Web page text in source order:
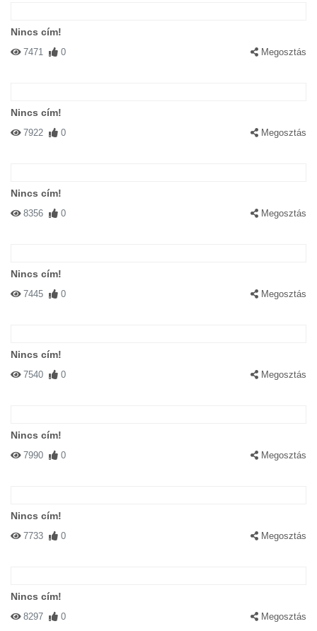
Nincs cím!
7471 0 Megosztás
Nincs cím!
7922 0 Megosztás
Nincs cím!
8356 0 Megosztás
Nincs cím!
7445 0 Megosztás
Nincs cím!
7540 0 Megosztás
Nincs cím!
7990 0 Megosztás
Nincs cím!
7733 0 Megosztás
Nincs cím!
8297 0 Megosztás